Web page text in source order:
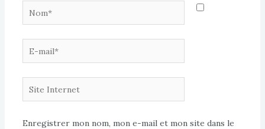
Nom*
E-
mail*
Site
Internet
Enregistrer mon nom, mon e-mail et mon site dans le